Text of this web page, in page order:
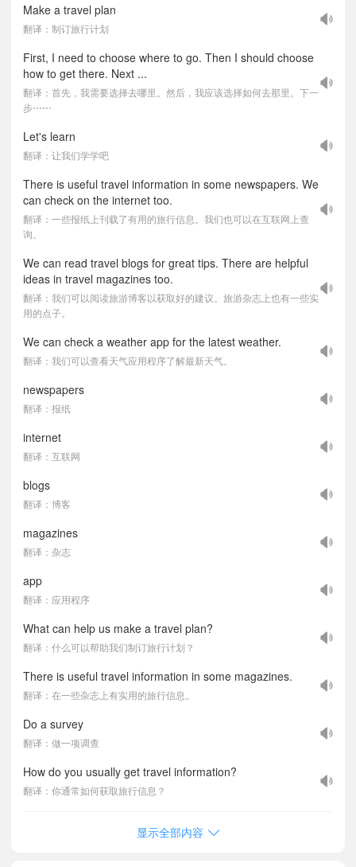
Make a travel plan
翻译：制订旅行计划
First, I need to choose where to go. Then I should choose
how to get there. Next ...
翻译：首先，我需要选择去哪里。然后，我应该选择如何去那里。下一
步⋯⋯
Let's learn
翻译：让我们学学吧
There is useful travel information in some newspapers. We
can check on the internet too.
翻译：一些报纸上刊载了有用的旅行信息。我们也可以在互联网上查
询。
We can read travel blogs for great tips. There are helpful
ideas in travel magazines too.
翻译：我们可以阅读旅游博客以获取好的建议。旅游杂志上也有一些实
用的点子。
We can check a weather app for the latest weather.
翻译：我们可以查看天气应用程序了解最新天气。
newspapers
翻译：报纸
internet
翻译：互联网
blogs
翻译：博客
magazines
翻译：杂志
app
翻译：应用程序
What can help us make a travel plan?
翻译：什么可以帮助我们制订旅行计划？
There is useful travel information in some magazines.
翻译：在一些杂志上有实用的旅行信息。
Do a survey
翻译：做一项调查
How do you usually get travel information?
翻译：你通常如何获取旅行信息？
显示全部内容